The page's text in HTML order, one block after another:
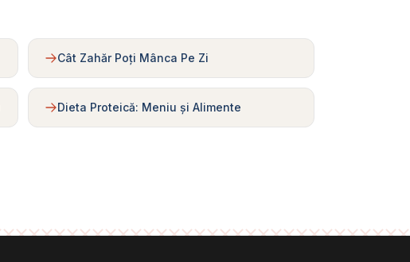
Cât Zahăr Poți Mânca Pe Zi
Dieta Proteică: Meniu și Alimente